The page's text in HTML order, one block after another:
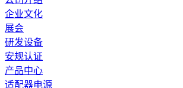
企业文化
展会
研发设备
安规认证
产品中心
适配器电源